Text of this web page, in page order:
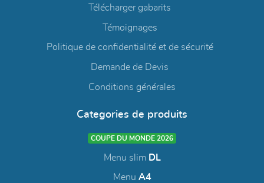
Télécharger gabarits
Témoignages
Politique de confidentialité et de sécurité
Demande de Devis
Conditions générales
Categories de produits
COUPE DU MONDE 2026
Menu slim DL
Menu A4